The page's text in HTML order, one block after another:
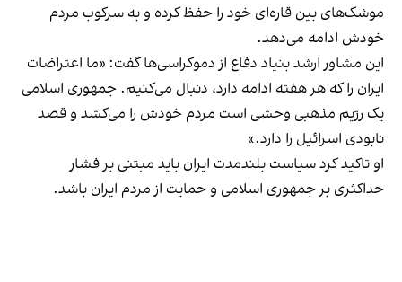
موشک‌های بین‌ قاره‌ای خود را حفظ کرده و به سرکوب مردم
خودش ادامه می‌دهد.
این مشاور ارشد بنیاد دفاع از دموکراسی‌ها گفت: «ما اعتراضات
ایران را که هر هفته ادامه دارد، دنبال می‌کنیم. جمهوری اسلامی
یک رژیم مذهبی وحشی است مردم خودش را می‌کشد و قصد
نابودی اسرائیل را دارد.»
او تاکید کرد سیاست بلندمدت ایران باید مبتنی بر فشار
حداکثری بر جمهوری اسلامی و حمایت از مردم ایران باشد.